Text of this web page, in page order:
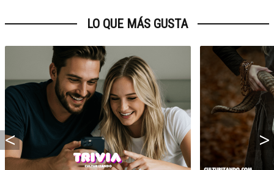
LO QUE MÁS GUSTA